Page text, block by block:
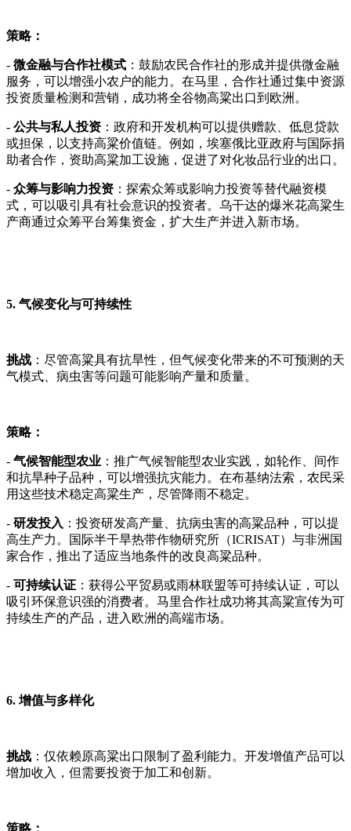
策略：
- 微金融与合作社模式 ：鼓励农民合作社的形成并提供微金融
服务，可以增强小农户的能力。在马里，合作社通过集中资源
投资质量检测和营销，成功将全谷物高粱出口到欧洲。
- 公共与私人投资 ：政府和开发机构可以提供赠款、低息贷款
或担保，以支持高粱价值链。例如，埃塞俄比亚政府与国际捐
助者合作，资助高粱加工设施，促进了对化妆品行业的出口。
- 众筹与影响力投资 ：探索众筹或影响力投资等替代融资模
式，可以吸引具有社会意识的投资者。乌干达的爆米花高粱生
产商通过众筹平台筹集资金，扩大生产并进入新市场。
5. 气候变化与可持续性
挑战 ：尽管高粱具有抗旱性，但气候变化带来的不可预测的天
气模式、病虫害等问题可能影响产量和质量。
策略：
- 气候智能型农业 ：推广气候智能型农业实践，如轮作、间作
和抗旱种子品种，可以增强抗灾能力。在布基纳法索，农民采
用这些技术稳定高粱生产，尽管降雨不稳定。
- 研发投入 ：投资研发高产量、抗病虫害的高粱品种，可以提
高生产力。国际半干旱热带作物研究所（ICRISAT）与非洲国
家合作，推出了适应当地条件的改良高粱品种。
- 可持续认证 ：获得公平贸易或雨林联盟等可持续认证，可以
吸引环保意识强的消费者。马里合作社成功将其高粱宣传为可
持续生产的产品，进入欧洲的高端市场。
6. 增值与多样化
挑战 ：仅依赖原高粱出口限制了盈利能力。开发增值产品可以
增加收入，但需要投资于加工和创新。
策略：